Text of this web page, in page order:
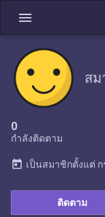
menu
สม
0
กำลังติดตาม
ติดตาม
today เป็นสมาชิกตั้งแต่